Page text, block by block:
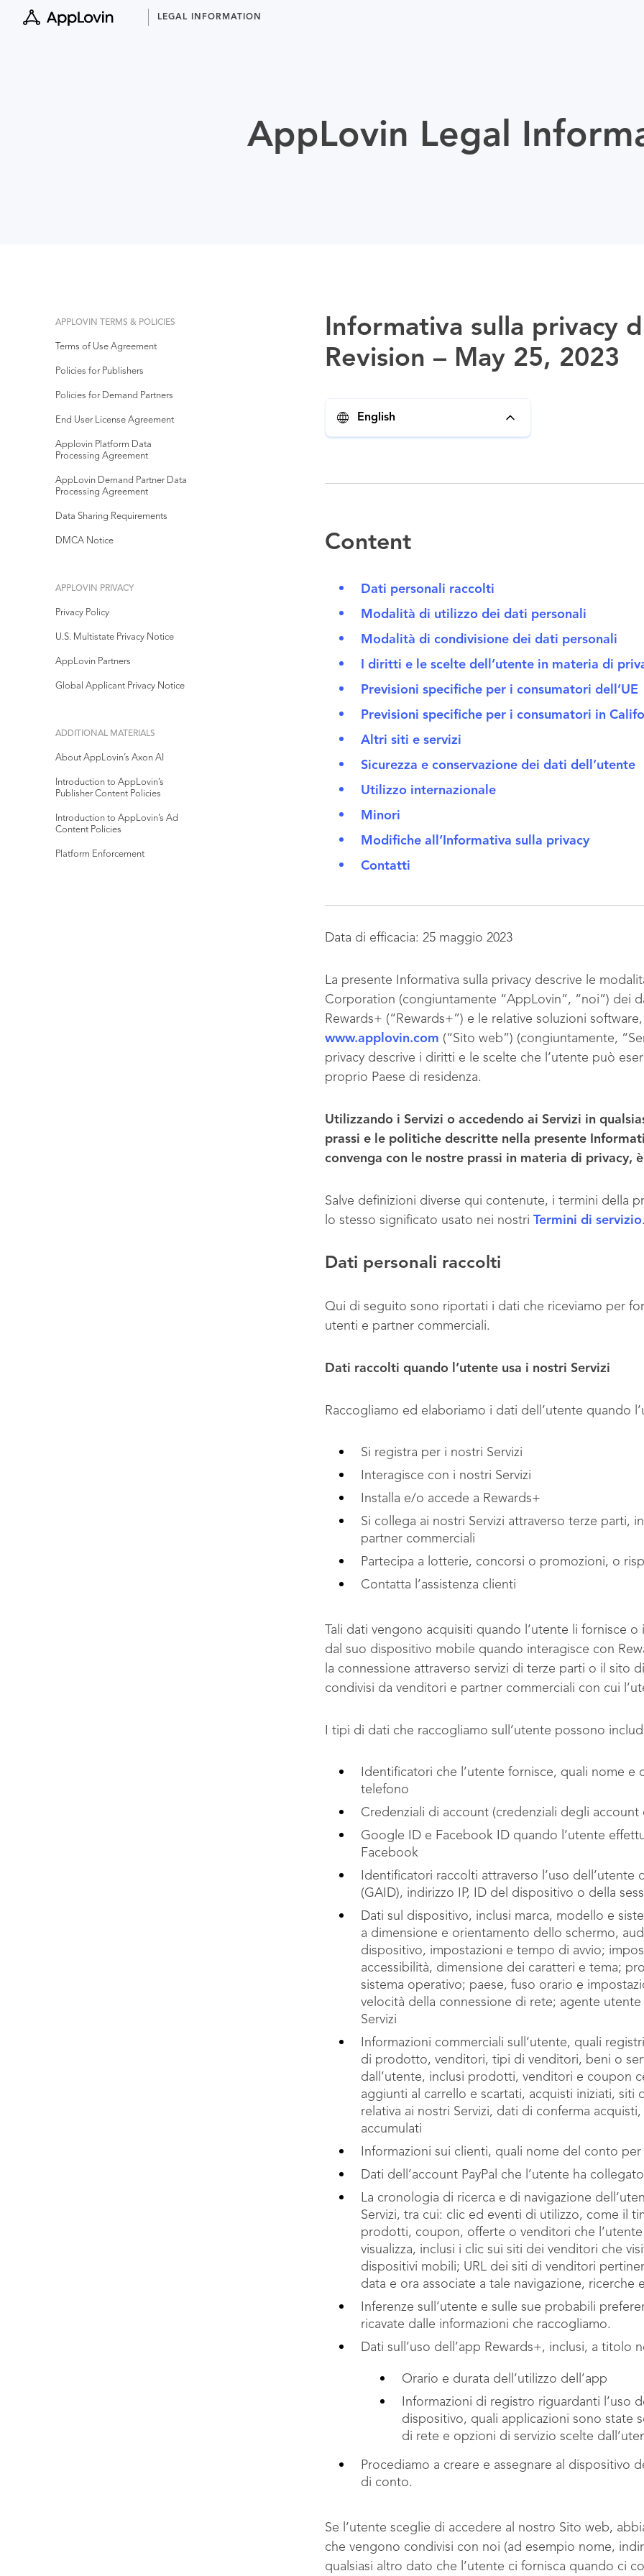
LEGAL INFORMATION
AppLovin Legal
APPLOVIN TERMS & POLICIES
Terms of Use Agreement
Policies for Publishers
Policies for Demand Partners
End User License Agreement
Applovin Platform Data
Processing Agreement
AppLovin Demand Partner Data
Processing Agreement
Data Sharing Requirements
DMCA Notice
APPLOVIN PRIVACY
Privacy Policy
U.S. Multistate Privacy Notice
AppLovin Partners
Global Applicant Privacy Notice
ADDITIONAL MATERIALS
About AppLovin’s Axon AI
Introduction to AppLovin’s
Publisher Content Policies
Introduction to AppLovin’s Ad
Content Policies
Platform Enforcement
Informativa sulla privacy
Revision – May 25, 2023
English
Content
Dati personali raccolti
Modalità di utilizzo dei dati personali
Modalità di condivisione dei dati personali
I diritti e le scelte dell’utente in materia di
Previsioni specifiche per i consumatori dell’UE
Previsioni specifiche per i consumatori in
Altri siti e servizi
Sicurezza e conservazione dei dati dell’utente
Utilizzo internazionale
Minori
Modifiche all’Informativa sulla privacy
Contatti
Data di efficacia: 25 maggio 2023
La presente Informativa sulla privacy descrive le
Corporation (congiuntamente “AppLovin”, “noi”) dei
Rewards+ (“Rewards+”) e le relative soluzioni
www.applovin.com (“Sito web”) (congiuntamente,
privacy descrive i diritti e le scelte che l’utente può
proprio Paese di residenza.
Utilizzando i Servizi o accedendo ai Servizi in
prassi e le politiche descritte nella presente
convenga con le nostre prassi in materia di privacy,
Salve definizioni diverse qui contenute, i termini della
lo stesso significato usato nei nostri Termini di servizio.
Dati personali raccolti
Qui di seguito sono riportati i dati che riceviamo per
utenti e partner commerciali.
Dati raccolti quando l’utente usa i nostri Servizi
Raccogliamo ed elaboriamo i dati dell’utente quando
Si registra per i nostri Servizi
Interagisce con i nostri Servizi
Installa e/o accede a Rewards+
Si collega ai nostri Servizi attraverso terze parti,
partner commerciali
Partecipa a lotterie, concorsi o promozioni, o
Contatta l’assistenza clienti
Tali dati vengono acquisiti quando l’utente li fornisce
dal suo dispositivo mobile quando interagisce con
la connessione attraverso servizi di terze parti o il sito
condivisi da venditori e partner commerciali con cui
I tipi di dati che raccogliamo sull’utente possono
Identificatori che l’utente fornisce, quali nome
telefono
Credenziali di account (credenziali degli
Google ID e Facebook ID quando l’utente
Facebook
Identificatori raccolti attraverso l’uso
(GAID), indirizzo IP, ID del dispositivo o della
Dati sul dispositivo, inclusi marca, modello e
a dimensione e orientamento dello schermo,
dispositivo, impostazioni e tempo di avvio;
accessibilità, dimensione dei caratteri e tema;
sistema operativo; paese, fuso orario e
velocità della connessione di rete; agente
Servizi
Informazioni commerciali sull’utente, quali
di prodotto, venditori, tipi di venditori, beni o
dall’utente, inclusi prodotti, venditori e coupon
aggiunti al carrello e scartati, acquisti iniziati,
relativa ai nostri Servizi, dati di conferma
accumulati
Informazioni sui clienti, quali nome del conto
Dati dell’account PayPal che l’utente ha
La cronologia di ricerca e di navigazione
Servizi, tra cui: clic ed eventi di utilizzo, come il
prodotti, coupon, offerte o venditori che
visualizza, inclusi i clic sui siti dei venditori che
dispositivi mobili; URL dei siti di venditori
data e ora associate a tale navigazione, ricerche
Inferenze sull’utente e sulle sue probabili
ricavate dalle informazioni che raccogliamo.
Dati sull’uso dell’app Rewards+, inclusi, a titolo
Orario e durata dell’utilizzo dell’app
Informazioni di registro riguardanti l’uso
dispositivo, quali applicazioni sono state
di rete e opzioni di servizio scelte
Procediamo a creare e assegnare al dispositivo
di conto.
Se l’utente sceglie di accedere al nostro Sito web,
che vengono condivisi con noi (ad esempio nome,
qualsiasi altro dato che l’utente ci fornisca quando ci